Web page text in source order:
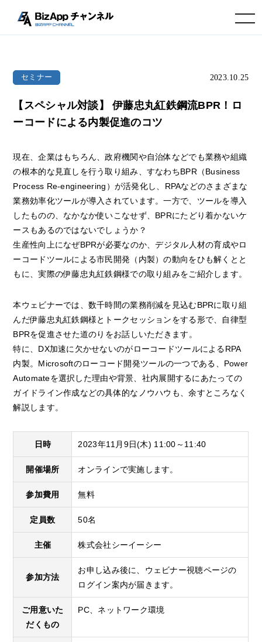
toggle navigation
セミナー 2023.10.25
【スペシャル対談】 伊藤忠丸紅鉄鋼流BPR！ロ
ーコードによる内製促進のコツ
現在、企業はもちろん、政府機関や自治体などでも業務や組織
の根本的な見直しを行う取り組み、すなわちBPR（Business
Process Re-engineering）が活発化し、RPAなどのさまざまな
業務効率化ツールが導入されています。一方で、ツールを導入
したものの、なかなか使いこなせず、BPRにたどり着かないケ
ースもあるのではないでしょうか？
生産性向上になぜBPRが必要なのか、デジタル人材の育成やロ
ーコードツールによる市民開発（内製）の動向をひも解くとと
もに、実際の伊藤忠丸紅鉄鋼様での取り組みをご紹介します。
本ウェビナーでは、数千時間の業務削減を見込むBPRに取り組
んだ伊藤忠丸紅鉄鋼様とトークセッションをする形で、自律型
BPRを促進させた道のりをお話しいただきます。
特に、DX加速に欠かせないのがローコードツールによるRPA
内製。Microsoftのローコード開発ツールの一つである、Power
Automateを選択した理由や背景、社内展開するにあたっての
ガイドライン作成などの具体的なノウハウも、余すところなく
解説します。
日時 2023年11月9日(木) 11:00～11:40
開催場所 オンラインで実施します。
参加費用 無料
定員数 50名
主催 株式会社シーイーシー
参加方法
お申し込み後に、ウェビナー視聴ページの
ログイン案内が届きます。
ご用意いた
だくもの
PC、ネットワーク環境